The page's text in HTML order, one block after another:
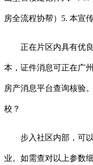
房全流程协帮）5. 本宣
正在片区内具有优良
本，证件消息可正在广
房产消息平台查询核验
校？
步入社区内部，可以
业。如需查对以上参数